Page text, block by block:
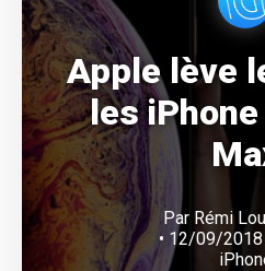
Apple lève
les
Par Rémi
• 12/09/2018